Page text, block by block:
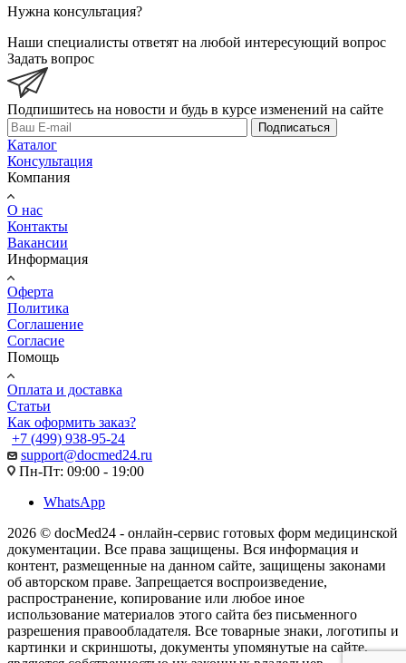
Нужна консультация?
Наши специалисты ответят на любой интересующий вопрос
Задать вопрос
Подпишитесь на новости и будь в курсе изменений на сайте
Подписаться
Каталог
Консультация
Компания
О нас
Контакты
Вакансии
Информация
Оферта
Политика
Соглашение
Согласие
Помощь
Оплата и доставка
Статьи
Как оформить заказ?
+7 (499) 938-95-24
support@docmed24.ru
Пн-Пт: 09:00 - 19:00
WhatsApp
2026 © docMed24 - онлайн-сервис готовых форм медицинской
документации. Все права защищены. Вся информация и
контент, размещенные на данном сайте, защищены законами
об авторском праве. Запрещается воспроизведение,
распространение, копирование или любое иное
использование материалов этого сайта без письменного
разрешения правообладателя. Все товарные знаки, логотипы и
картинки и скриншоты, документы упомянутые на сайте,